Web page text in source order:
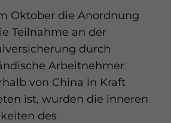
Oktober die Anordnung
Teilnahme an der
durch
Arbeitnehmer
von China in Kraft
ist, wurden die inneren
des